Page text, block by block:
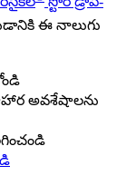
ఈ నాలుగు
అవశేషాలను